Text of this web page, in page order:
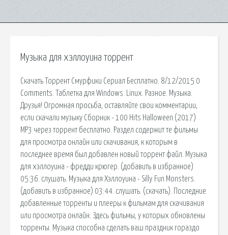
Музыка для хэллоуина торрент
Скачать Торрент Смурфики Сериал Бесплатно. 8/12/2015 0
Comments. Таблетка для Windows. Linux. Разное. Музыка.
Друзья! Огромная просьба, оставляйте свои комментарии,
если скачали музыку Сборник - 100 Hits Halloween (2017)
MP3 через торрент бесплатно. Раздел содержит те фильмы
для просмотра онлайн или скачивания, к которым в
последнее время был добавлен новый торрент файл. Музыка
для хэллоуина - фредди крюгер. (добавить в избранное)
05:36. слушать. Музыка для Хэллоуина - Silly Fun Monsters.
(добавить в избранное) 03:44. слушать. (скачать). Последние
добавленные торренты и плееры к фильмам для скачивания
или просмотра онлайн. Здесь фильмы, у которых обновлены
торренты. Музыка способна сделать ваш праздник гораздо